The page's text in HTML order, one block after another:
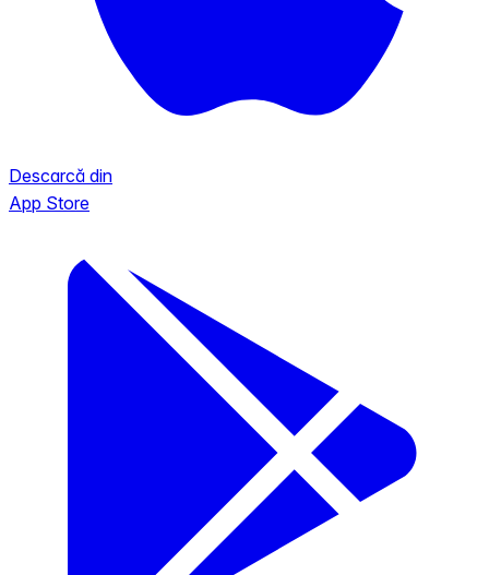
Descarcă din
App Store